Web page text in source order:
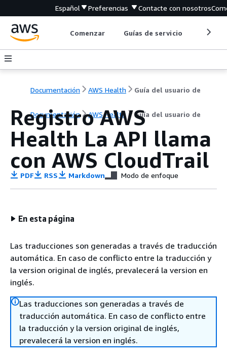
Español Preferencias Contacte con nosotros
Comenzar Guías de servicio
Documentación AWS Health Guía del usuario de
Documentación AWS Health Guía del usuario de
Registro AWS
Health La API llama
con AWS CloudTrail
PDF RSS Markdown Modo de enfoque
En esta página
Las traducciones son generadas a través de traducción
automática. En caso de conflicto entre la traducción y
la version original de inglés, prevalecerá la version en
inglés.
Las traducciones son generadas a través de
traducción automática. En caso de conflicto entre
la traducción y la version original de inglés,
prevalecerá la version en inglés.